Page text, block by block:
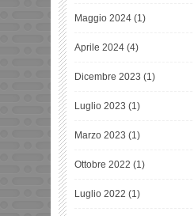
Maggio 2024 (1)
Aprile 2024 (4)
Dicembre 2023 (1)
Luglio 2023 (1)
Marzo 2023 (1)
Ottobre 2022 (1)
Luglio 2022 (1)